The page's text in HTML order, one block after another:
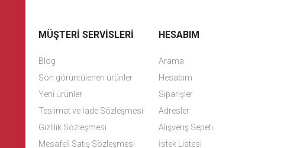
MÜŞTERI SERVISLERI
Blog
Son görüntülenen ürünler
Yeni ürünler
Teslimat ve İade Sözleşmesi
Gizlilik Sözleşmesi
Mesafeli Satış Sözleşmesi
HESABIM
Arama
Hesabım
Siparişler
Adresler
Alışveriş Sepeti
İstek Listesi